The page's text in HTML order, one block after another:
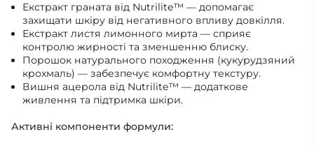
Екстракт граната від Nutrilite™ — допомагає
захищати шкіру від негативного впливу довкілля.
Екстракт листя лимонного мирта — сприяє
контролю жирності та зменшенню блиску.
Порошок натурального походження (кукурудзяний
крохмаль) — забезпечує комфортну текстуру.
Вишня ацерола від Nutrilite™ — додаткове
живлення та підтримка шкіри.
Активні компоненти формули: